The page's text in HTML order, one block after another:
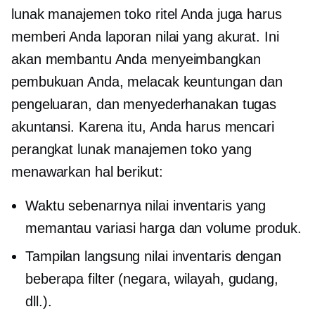
lunak manajemen toko ritel Anda juga harus
memberi Anda laporan nilai yang akurat. Ini
akan membantu Anda menyeimbangkan
pembukuan Anda, melacak keuntungan dan
pengeluaran, dan menyederhanakan tugas
akuntansi. Karena itu, Anda harus mencari
perangkat lunak manajemen toko yang
menawarkan hal berikut:
Waktu sebenarnyanilai inventaris yang
memantau variasi harga dan volume produk.
Tampilan langsung nilai inventaris dengan
beberapa filter (negara, wilayah, gudang,
dll.).